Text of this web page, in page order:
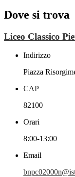
Dove si trova
Liceo Classico
Indirizzo
Piazza
CAP
82100
Orari
8:00-13:00
Email